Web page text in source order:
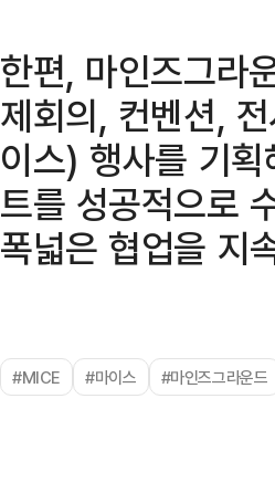
한편, 마인즈그라
제회의, 컨벤션,
이스) 행사를 기
트를 성공적으로
폭넓은 협업을 지
#MICE #마이스 #마인즈그라운드